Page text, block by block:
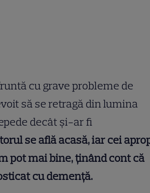
cu grave probleme de
să se retragă din lumina
decât și-ar fi
se află acasă, iar cei
pot mai bine, ținând cont că
cu demență.